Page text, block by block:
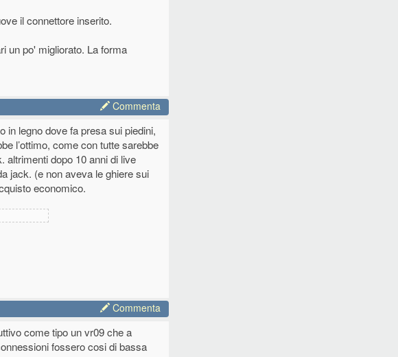
il connettore inserito.
un po' migliorato. La forma
Commenta
in legno dove fa presa sui piedini,
l’ottimo, come con tutte sarebbe
altrimenti dopo 10 anni di live
jack. (e non aveva le ghiere sui
economico.
Commenta
come tipo un vr09 che a
fossero cosi di bassa